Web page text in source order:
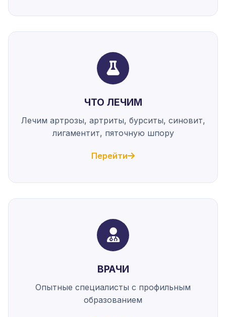
ЧТО ЛЕЧИМ
Лечим артрозы, артриты, бурситы, синовит,
лигаментит, пяточную шпору
Перейти
ВРАЧИ
Опытные специалисты с профильным
образованием